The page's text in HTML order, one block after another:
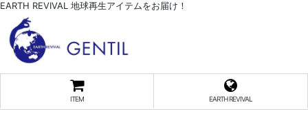
EARTH REVIVAL 地球再生アイテムをお届け！
ITEM EARTH REVIVAL